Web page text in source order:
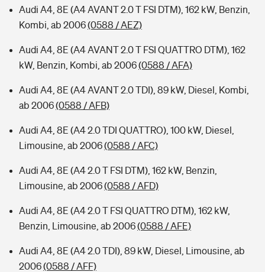
Audi A4, 8E (A4 AVANT 2.0 T FSI DTM), 162 kW, Benzin,
Kombi, ab 2006(0588 / AEZ)
Audi A4, 8E (A4 AVANT 2.0 T FSI QUATTRO DTM), 162
kW, Benzin, Kombi, ab 2006(0588 / AFA)
Audi A4, 8E (A4 AVANT 2.0 TDI), 89 kW, Diesel, Kombi,
ab 2006(0588 / AFB)
Audi A4, 8E (A4 2.0 TDI QUATTRO), 100 kW, Diesel,
Limousine, ab 2006(0588 / AFC)
Audi A4, 8E (A4 2.0 T FSI DTM), 162 kW, Benzin,
Limousine, ab 2006(0588 / AFD)
Audi A4, 8E (A4 2.0 T FSI QUATTRO DTM), 162 kW,
Benzin, Limousine, ab 2006(0588 / AFE)
Audi A4, 8E (A4 2.0 TDI), 89 kW, Diesel, Limousine, ab
2006(0588 / AFF)